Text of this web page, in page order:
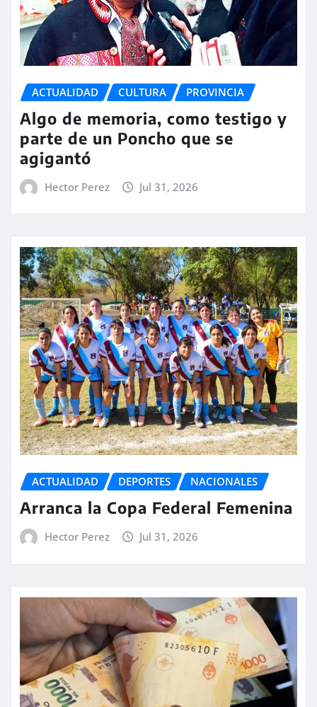
ACTUALIDAD CULTURA PROVINCIA
Algo de memoria, como testigo y
parte de un Poncho que se
agigantó
Hector Perez Jul 31, 2026
ACTUALIDAD DEPORTES NACIONALES
Arranca la Copa Federal Femenina
Hector Perez Jul 31, 2026